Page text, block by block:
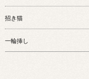
招き猫
一輪挿し